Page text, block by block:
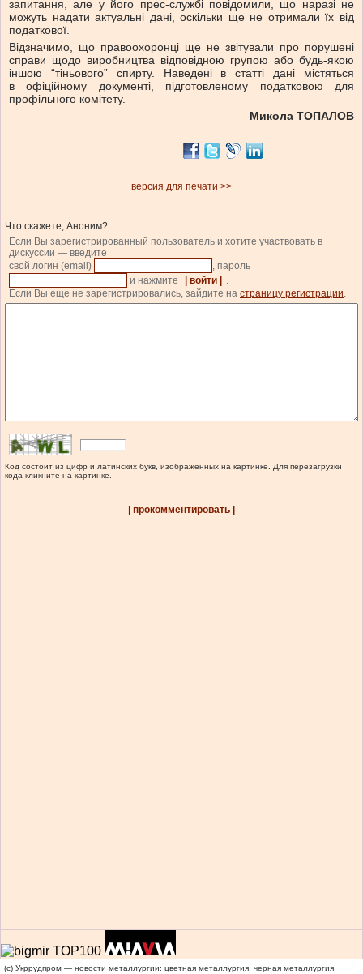
запитання, але у його прес-службі повідомили, що наразі не
можуть надати актуальні дані, оскільки ще не отримали їх від
податкової.
Відзначимо, що правоохоронці ще не звітували про порушені
справи щодо виробництва відповідною групою або будь-якою
іншою “тіньового” спирту. Наведені в статті дані містяться
в офіційному документі, підготовленому податковою для
профільного комітету.
Микола ТОПАЛОВ
версия для печати >>
Что скажете, Аноним?
Если Вы зарегистрированный пользователь и хотите участвовать в
дискуссии — введите
свой логин (email)
, пароль
и нажмите
| войти |
.
Если Вы еще не зарегистрировались, зайдите на страницу регистрации.
Код состоит из цифр и латинских букв, изображенных на картинке. Для перезагрузки
кода кликните на картинке.
| прокомментировать |
(c) Укррудпром — новости металлургии: цветная металлургия, черная металлургия,